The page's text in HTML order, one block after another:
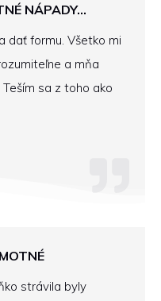
NÁPADY...
dať formu. Všetko mi
a mňa
sa z toho ako
strávila byly